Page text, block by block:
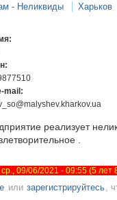
- Неликвиды Харьков
mail:
реализует
.
ср., 09/06/2021 - 09:55 (5 лет
или зарегистрируйтесь,